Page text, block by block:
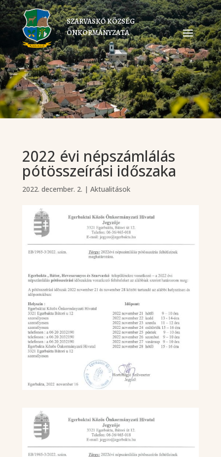
SZARVASKŐ KÖZSÉG
ÖNKORMÁNYZATA
2022 évi népszámlálás
pótösszeírási időszaka
2022. december. 2. | Aktualitások